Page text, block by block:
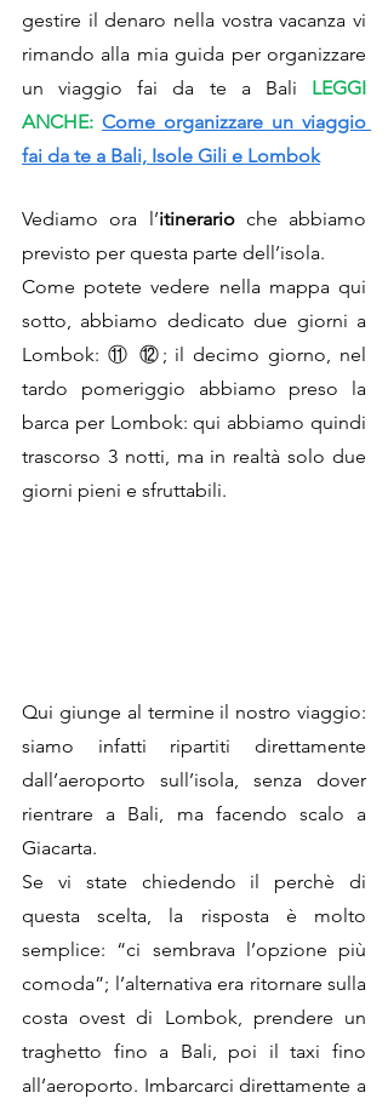
gestire il denaro nella vostra vacanza vi
rimando alla mia guida per organizzare
un viaggio fai da te a Bali
LEGGI
ANCHE: Come organizzare un viaggio
fai da te a Bali, Isole Gili e Lombok
Vediamo ora l’itinerario che abbiamo
previsto per questa parte dell’isola.
Come potete vedere nella mappa qui
sotto, abbiamo dedicato due giorni a
Lombok: ⑪ ⑫; il decimo giorno, nel
tardo pomeriggio abbiamo preso la
barca per Lombok: qui abbiamo quindi
trascorso 3 notti, ma in realtà solo due
giorni pieni e sfruttabili.
Qui giunge al termine il nostro viaggio:
siamo infatti ripartiti direttamente
dall’aeroporto sull’isola, senza dover
rientrare a Bali, ma facendo scalo a
Giacarta.
Se vi state chiedendo il perchè di
questa scelta, la risposta è molto
semplice: “ci sembrava l’opzione più
comoda”; l’alternativa era ritornare sulla
costa ovest di Lombok, prendere un
traghetto fino a Bali, poi il taxi fino
all’aeroporto. Imbarcarci direttamente a